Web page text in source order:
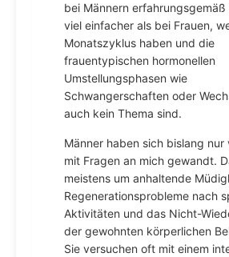
bei Männern erfahrungsgemäß
viel einfacher als bei Frauen,
Monatszyklus haben und die
frauentypischen hormonellen
Umstellungsphasen wie
Schwangerschaften oder
auch kein Thema sind.
Männer haben sich bislang nur
mit Fragen an mich gewandt.
meistens um anhaltende
Regenerationsprobleme nach
Aktivitäten und das Nicht-
der gewohnten körperlichen
Sie versuchen oft mit einem